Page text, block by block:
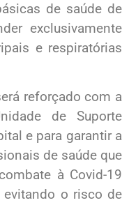
de saúde de
exclusivamente
e respiratórias
reforçado com a
de Suporte
e para garantir a
de saúde que
à Covid-19
o risco de